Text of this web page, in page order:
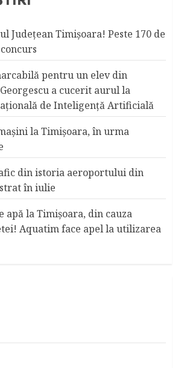
Judeţean Timişoara! Peste 170 de
pentru un elev din
a cucerit aurul la
de Inteligență Artificială
la Timişoara, în urma
din istoria aeroportului din
în iulie
apă la Timişoara, din cauza
Aquatim face apel la utilizarea